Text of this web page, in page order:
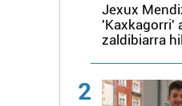
Jexux
'Kaxkagorri'
zaldibiarra
2